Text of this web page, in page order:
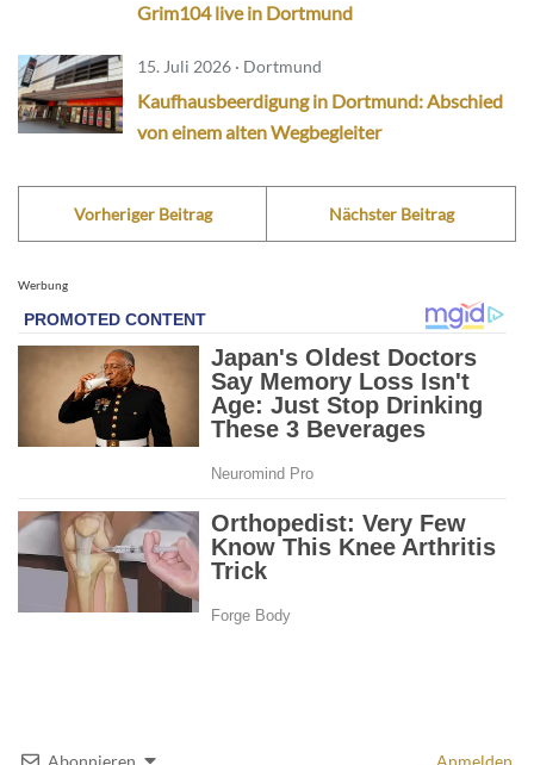
Grim104 live in Dortmund
15. Juli 2026 · Dortmund
Kaufhausbeerdigung in Dortmund: Abschied
von einem alten Wegbegleiter
Vorheriger Beitrag Nächster Beitrag
Werbung
Abonnieren Anmelden